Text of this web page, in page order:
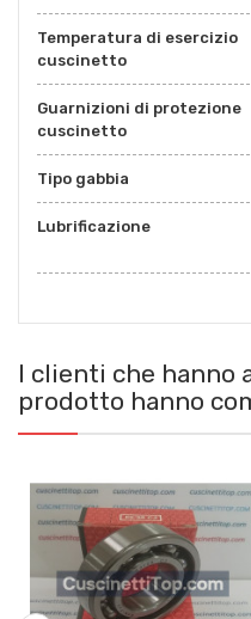
Temperatura di esercizio
cuscinetto
Guarnizioni di protezione
cuscinetto
Tipo gabbia
Lubrificazione
I clienti che hanno
prodotto hanno